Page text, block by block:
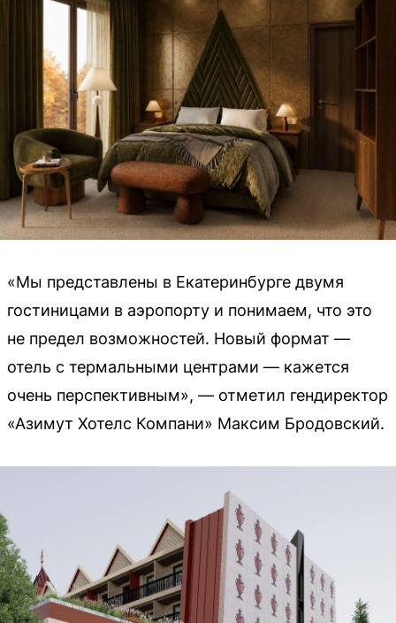
«Мы представлены в Екатеринбурге двумя
гостиницами в аэропорту и понимаем, что это
не предел возможностей. Новый формат —
отель с термальными центрами — кажется
очень перспективным», — отметил гендиректор
«Азимут Хотелс Компани» Максим Бродовский.